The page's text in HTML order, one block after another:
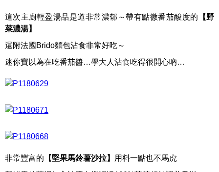
這次主廚輕盈湯品是道非常濃郁～帶有點微番茄酸度的 【野
菜濃湯】
還附法國Brido麵包沾食非常好吃～
迷你寶以為在吃番茄醬…學大人沾食吃得很開心吶…
非常豐富的 【堅果馬鈴薯沙拉】
用料一點也不馬虎